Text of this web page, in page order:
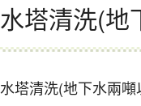
水塔清洗(地
水塔清洗(地下水兩噸